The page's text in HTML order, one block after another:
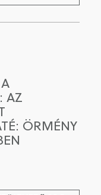
AZ
ÖRMÉNY